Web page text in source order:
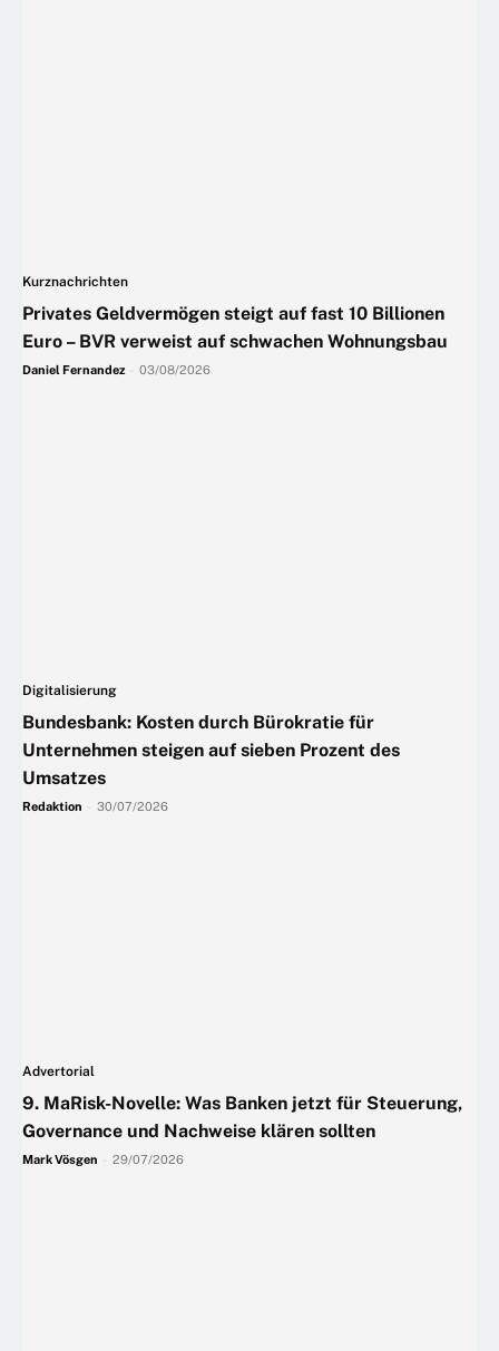
Kurznachrichten
Privates Geldvermögen steigt auf fast 10 Billionen
Euro – BVR verweist auf schwachen Wohnungsbau
Daniel Fernandez 03/08/2026
Digitalisierung
Bundesbank: Kosten durch Bürokratie für
Unternehmen steigen auf sieben Prozent des
Umsatzes
Redaktion 30/07/2026
Advertorial
9. MaRisk-Novelle: Was Banken jetzt für Steuerung,
Governance und Nachweise klären sollten
Mark Vösgen 29/07/2026